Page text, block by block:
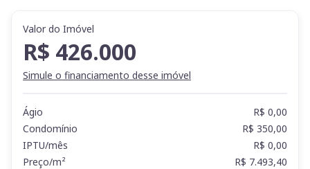
Valor do Imóvel
R$ 426.000
Simule o financiamento desse imóvel
Ágio
R$ 0,00
Condomínio
R$ 350,00
IPTU/mês
R$ 0,00
Preço/m²
R$ 7.493,40